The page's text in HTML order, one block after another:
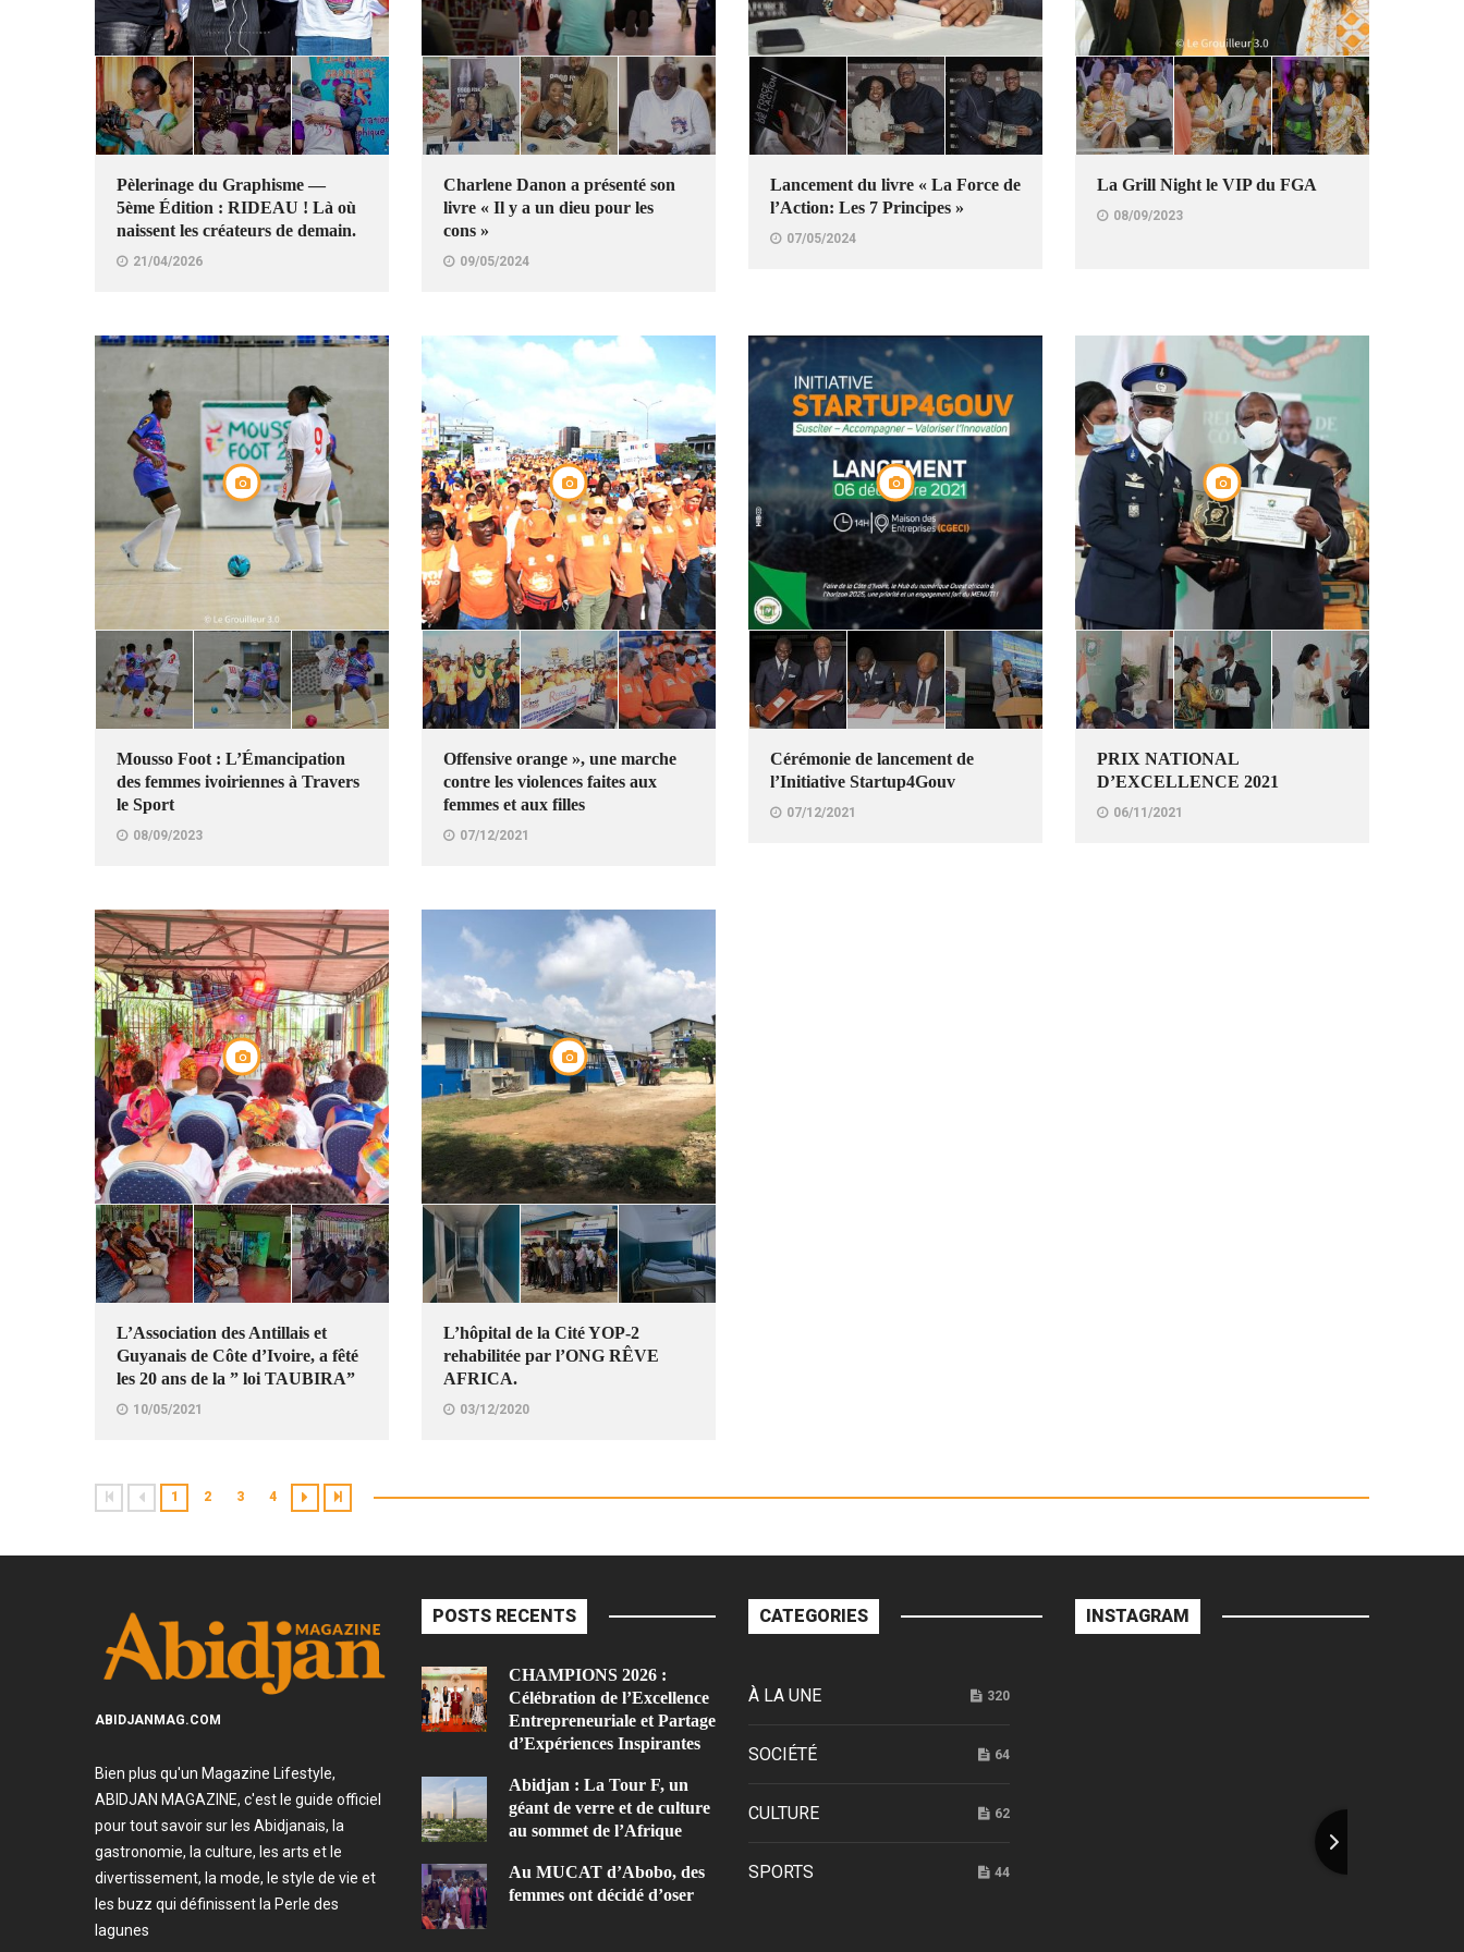
Pèlerinage du Graphisme —
5ème Édition : RIDEAU ! Là où
naissent les créateurs de demain.
21/04/2026
Charlene Danon a présenté son
livre « Il y a un dieu pour les
cons »
09/05/2024
Lancement du livre « La Force de
l’Action: Les 7 Principes »
07/05/2024
La Grill Night le VIP du FGA
08/09/2023
Mousso Foot : L’Émancipation
des femmes ivoiriennes à Travers
le Sport
08/09/2023
Offensive orange », une marche
contre les violences faites aux
femmes et aux filles
07/12/2021
Cérémonie de lancement de
l’Initiative Startup4Gouv
07/12/2021
PRIX NATIONAL
D’EXCELLENCE 2021
06/11/2021
L’Association des Antillais et
Guyanais de Côte d’Ivoire, a fêté
les 20 ans de la ” loi TAUBIRA”
10/05/2021
L’hôpital de la Cité YOP-2
rehabilitée par l’ONG RÊVE
AFRICA.
03/12/2020
1 2 3 4
ABIDJANMAG.COM
Bien plus qu'un Magazine Lifestyle,
ABIDJAN MAGAZINE, c'est le guide officiel
pour tout savoir sur les Abidjanais, la
gastronomie, la culture, les arts et le
divertissement, la mode, le style de vie et
les buzz qui définissent la Perle des
lagunes
POSTS RECENTS
CHAMPIONS 2026 :
Célébration de l’Excellence
Entrepreneuriale et Partage
d’Expériences Inspirantes
Abidjan : La Tour F, un
géant de verre et de culture
au sommet de l’Afrique
Au MUCAT d’Abobo, des
femmes ont décidé d’oser
CATEGORIES
À LA UNE 320
SOCIÉTÉ 64
CULTURE 62
SPORTS 44
INSTAGRAM